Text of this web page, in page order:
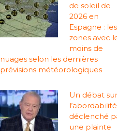
de soleil de
2026 en
Espagne : les
zones avec
moins de
nuages ​​selon les dernières
prévisions météorologiques
Un débat sur
l’abordabilité
déclenché
une plainte